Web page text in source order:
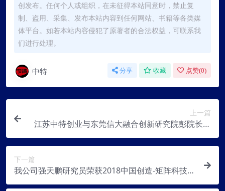
创发布。任何个人或组织，在未征得本站同意时，禁止复
制、盗用、采集、发布本站内容到任何网站、书籍等各类媒
体平台。如若本站内容侵犯了原著者的合法权益，可联系我
们进行处理。
中特 分享 收藏 点赞(0)
上一篇
江苏中特创业与东莞信大融合创新研究院彭院长进
行合作洽谈
下一篇
我公司强天鹏研究员荣获2018中国创造-矩阵科技特
别奖